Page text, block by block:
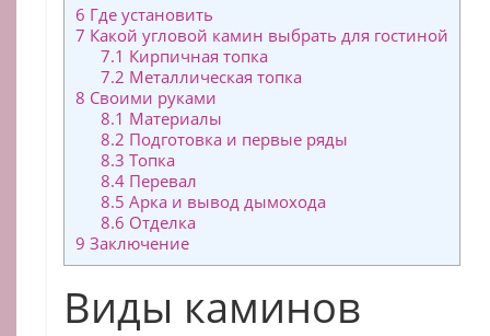
6 Где установить
7 Какой угловой камин выбрать для гостиной
7.1 Кирпичная топка
7.2 Металлическая топка
8 Своими руками
8.1 Материалы
8.2 Подготовка и первые ряды
8.3 Топка
8.4 Перевал
8.5 Арка и вывод дымохода
8.6 Отделка
9 Заключение
Виды каминов